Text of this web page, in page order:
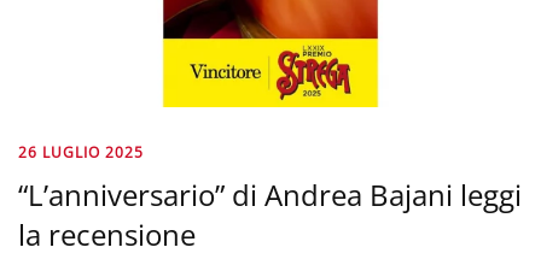
26 LUGLIO 2025
“L’anniversario” di Andrea Bajani leggi
la recensione